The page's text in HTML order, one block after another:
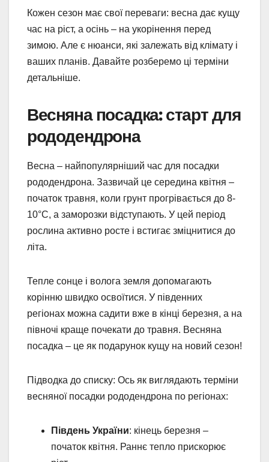
Кожен сезон має свої переваги: весна дає кущу
час на ріст, а осінь – на укорінення перед
зимою. Але є нюанси, які залежать від клімату і
ваших планів. Давайте розберемо ці терміни
детальніше.
Весняна посадка: старт для
рододендрона
Весна – найпопулярніший час для посадки
рододендрона. Зазвичай це середина квітня –
початок травня, коли грунт прогрівається до 8-
10°C, а заморозки відступають. У цей період
рослина активно росте і встигає зміцнитися до
літа.
Тепле сонце і волога земля допомагають
корінню швидко освоїтися. У південних
регіонах можна садити вже в кінці березня, а на
півночі краще почекати до травня. Весняна
посадка – це як подарунок кущу на новий сезон!
Підводка до списку: Ось як виглядають терміни
весняної посадки рододендрона по регіонах:
Південь України: кінець березня –
початок квітня. Раннє тепло прискорює